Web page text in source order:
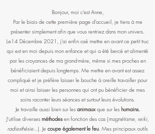
Bonjour, moi c’est Anne,
Par le biais de cette première page d’accueil, je tiens à me
présenter simplement afin que vous rentriez dans mon univers.
Le14 Décembre 2021, j'ai enfin osé mettre en avant ce petit truc
qui est en moi depuis mon enfance et qui a été bercé et alimenté
par les croyances de ma grand-mère, même si mes proches en
bénéficiaient depuis longtemps. Me mettre en avant est assez
compliqué et je préfère laisser le bouche à oreille travailler pour
moi et ainsi laisser les personnes qui ont pu bénéficier de mes
soins raconter leurs séances et surtout leurs évolutions.
Je travaille aussi bien sur les animauxque sur les humains.
J’utilise diverses méthodes en fonction des cas (magnétisme, reiki,
radiesthésie...). Je coupe également le feu. Mes principaux outils